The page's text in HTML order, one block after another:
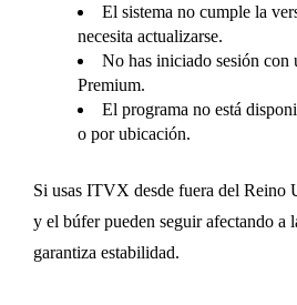
El sistema no cumple la
necesita actualizarse.
No has iniciado sesión
Premium.
El programa no está
o por ubicación.
Si usas ITVX desde fuera del Reino
y el búfer pueden seguir afectando a
garantiza estabilidad.